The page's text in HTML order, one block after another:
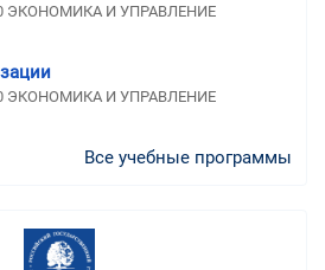
ЭКОНОМИКА И УПРАВЛЕНИЕ
ЭКОНОМИКА И УПРАВЛЕНИЕ
Все учебные программы